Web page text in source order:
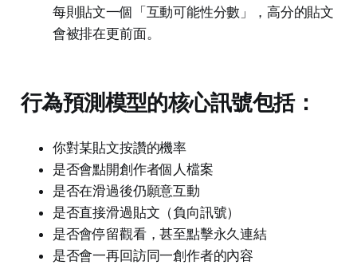
每則貼文一個「互動可能性分數」，高分的貼文
會被排在更前面。
行為預測模型的核心訊號包括：
你對某貼文按讚的機率
是否會點開創作者個人檔案
是否在滑過後仍願意互動
是否直接滑過貼文（負向訊號）
是否會停留觀看，甚至點擊永久連結
是否會一再回訪同一創作者的內容